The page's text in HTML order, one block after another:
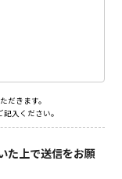
だきます。
入ください。
た上で送信をお願